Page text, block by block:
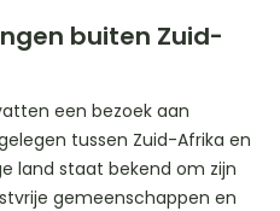
buiten Zuid-
een bezoek aan
tussen Zuid-Afrika en
land staat bekend om zijn
gemeenschappen en